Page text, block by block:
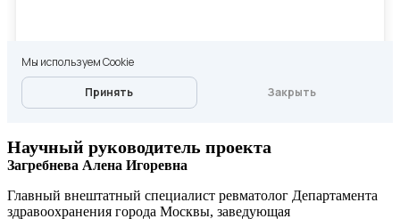
Научный руководитель проекта
Загребнева Алена Игоревна
Главный внештатный специалист ревматолог Департамента
здравоохранения города Москвы, заведующая